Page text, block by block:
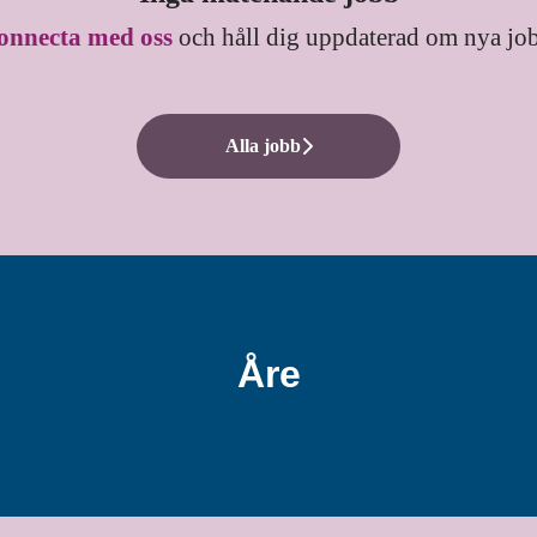
med ossoch håll dig uppdaterad om nya
Alla jobb
Åre